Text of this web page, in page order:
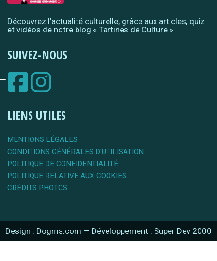
Découvrez l'actualité culturelle, grâce aux articles, quiz
et vidéos de notre blog « Tartines de Culture »
SUIVEZ-NOUS
LIENS UTILES
MENTIONS LÉGALES
CONDITIONS GÉNÉRALES D'UTILISATION
POLITIQUE DE CONFIDENTIALITÉ
POLITIQUE RELATIVE AUX COOKIES
CRÉDITS PHOTOS
Design : Dogms.com — Développement : Super Dev 2000